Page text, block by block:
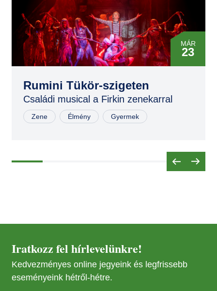
MÁR
23
NOV
NOV
Rumini Tükör-szigeten
Családi musical a Firkin zenekarral
Zene Élmény Gyermek
Iratkozz fel hírlevelünkre!
Kedvezményes online jegyeink és legfrissebb
eseményeink hétről-hétre.